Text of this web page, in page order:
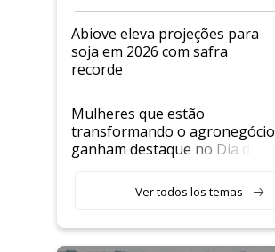
Abiove eleva projeções para
soja em 2026 com safra
recorde
Mulheres que estão
transformando o agronegócio
ganham destaque no Dia do
Ver todos los temas